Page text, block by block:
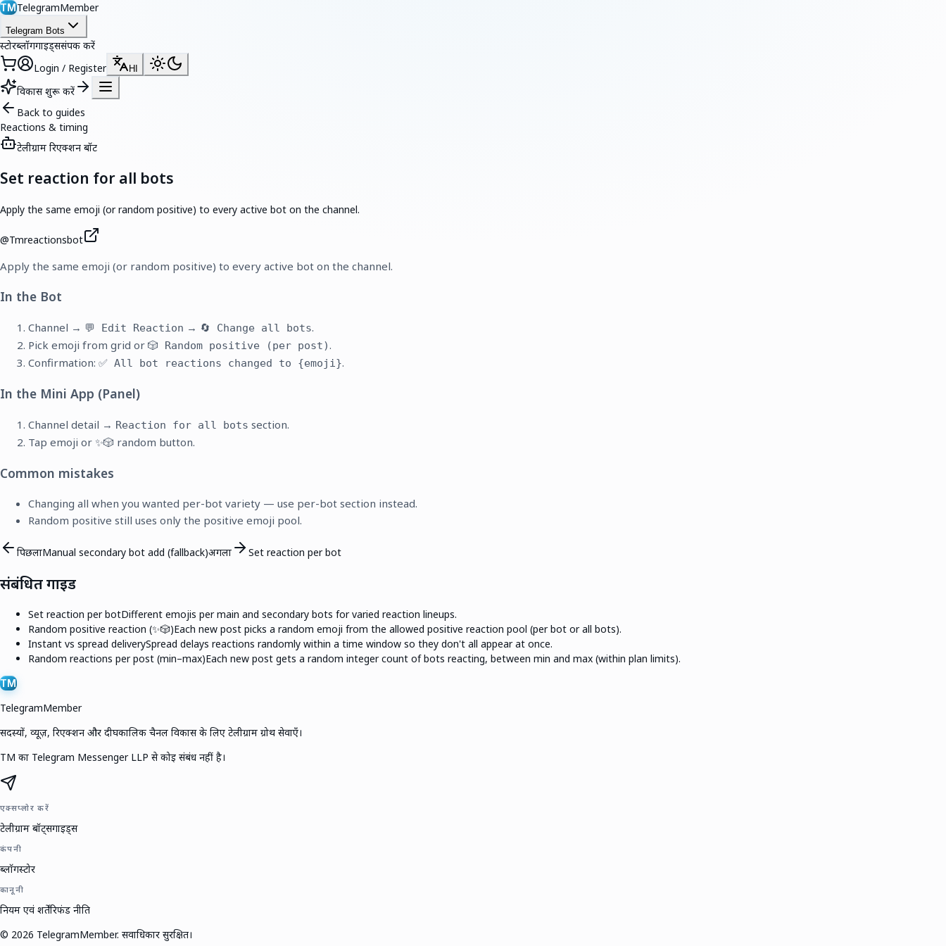
TMTelegramMember
Telegram Bots
स्टोरब्लॉगगाइड्ससंपर्क करें
Login / Register
HI
विकास शुरू करें
Back to guides
Reactions & timing
टेलीग्राम रिएक्शन बॉट
Set reaction for all bots
Apply the same emoji (or random positive) to every active bot on the channel.
@Tmreactionsbot
Apply the same emoji (or random positive) to every active bot on the channel.
In the Bot
Channel → 💬 Edit Reaction → 🔄 Change all bots.
Pick emoji from grid or 🎲 Random positive (per post).
Confirmation: ✅ All bot reactions changed to {emoji}.
In the Mini App (Panel)
Channel detail → Reaction for all bots section.
Tap emoji or ✨🎲 random button.
Common mistakes
Changing all when you wanted per-bot variety — use per-bot section instead.
Random positive still uses only the positive emoji pool.
पिछलाManual secondary bot add (fallback)अगला Set reaction per bot
संबंधित गाइड
Set reaction per botDifferent emojis per main and secondary bots for varied reaction lineups.
Random positive reaction (✨🎲)Each new post picks a random emoji from the allowed positive reaction pool (per bot or all bots).
Instant vs spread deliverySpread delays reactions randomly within a time window so they don't all appear at once.
Random reactions per post (min–max)Each new post gets a random integer count of bots reacting, between min and max (within plan limits).
TM
TelegramMember
सदस्यों, व्यूज़, रिएक्शन और दीर्घकालिक चैनल विकास के लिए टेलीग्राम ग्रोथ सेवाएँ।
TM का Telegram Messenger LLP से कोई संबंध नहीं है।
एक्सप्लोर करें
टेलीग्राम बॉट्सगाइड्स
कंपनी
ब्लॉगस्टोर
कानूनी
नियम एवं शर्तेंरिफंड नीति
© 2026 TelegramMember. सर्वाधिकार सुरक्षित।